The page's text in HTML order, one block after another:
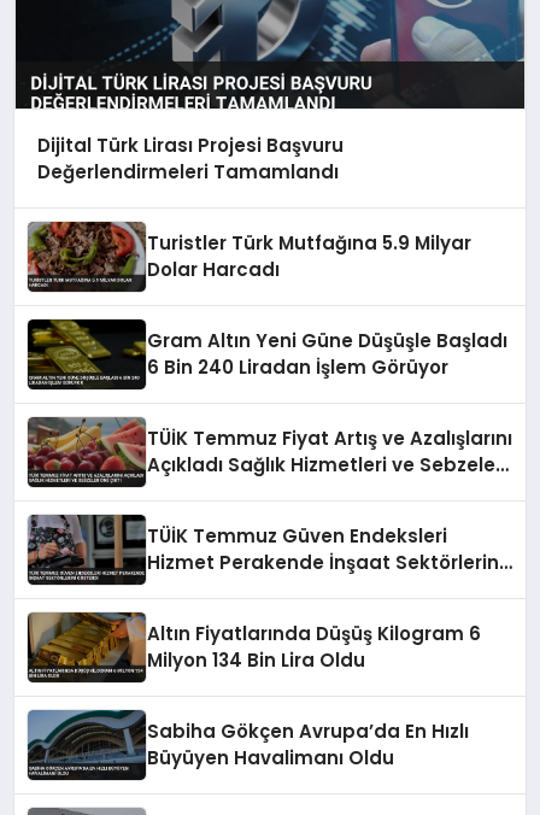
Dijital Türk Lirası Projesi Başvuru
Değerlendirmeleri Tamamlandı
Turistler Türk Mutfağına 5.9 Milyar
Dolar Harcadı
Gram Altın Yeni Güne Düşüşle Başladı
6 Bin 240 Liradan İşlem Görüyor
TÜİK Temmuz Fiyat Artış ve Azalışlarını
Açıkladı Sağlık Hizmetleri ve Sebzeler
TÜİK Temmuz Güven Endeksleri
Hizmet Perakende İnşaat Sektörlerini
Altın Fiyatlarında Düşüş Kilogram 6
Milyon 134 Bin Lira Oldu
Sabiha Gökçen Avrupa’da En Hızlı
Büyüyen Havalimanı Oldu